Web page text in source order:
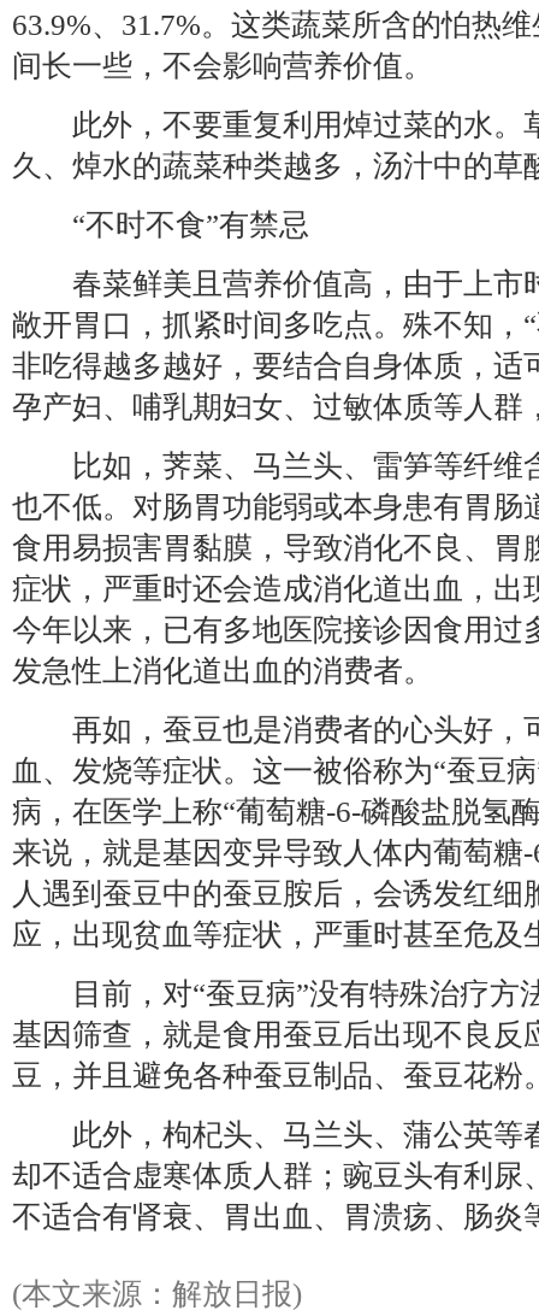
63.9%、31.7%。这类蔬菜所含的怕热
间长一些，不会影响营养价值。
此外，不要重复利用焯过菜的水。
久、焯水的蔬菜种类越多，汤汁中的草
“不时不食”有禁忌
春菜鲜美且营养价值高，由于上市
敞开胃口，抓紧时间多吃点。殊不知，
非吃得越多越好，要结合自身体质，适
孕产妇、哺乳期妇女、过敏体质等人群
比如，荠菜、马兰头、雷笋等纤维
也不低。对肠胃功能弱或本身患有胃肠
食用易损害胃黏膜，导致消化不良、胃
症状，严重时还会造成消化道出血，出
今年以来，已有多地医院接诊因食用过
发急性上消化道出血的消费者。
再如，蚕豆也是消费者的心头好，
血、发烧等症状。这一被俗称为“蚕豆
病，在医学上称“葡萄糖-6-磷酸盐脱氢
来说，就是基因变异导致人体内葡萄糖
人遇到蚕豆中的蚕豆胺后，会诱发红细
应，出现贫血等症状，严重时甚至危及
目前，对“蚕豆病”没有特殊治疗方
基因筛查，就是食用蚕豆后出现不良反
豆，并且避免各种蚕豆制品、蚕豆花粉
此外，枸杞头、马兰头、蒲公英等
却不适合虚寒体质人群；豌豆头有利尿
不适合有肾衰、胃出血、胃溃疡、肠炎
(本文来源：解放日报)